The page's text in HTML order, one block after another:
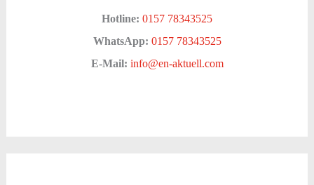
Hotline: 0157 78343525
WhatsApp: 0157 78343525
E-Mail: info@en-aktuell.com